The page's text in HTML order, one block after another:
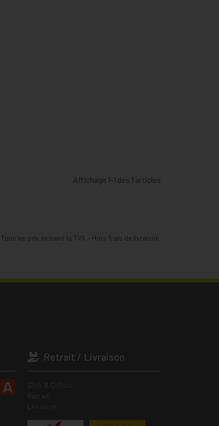
Affichage 1-1 des 1 articles
Tous les prix incluent la TVA – Hors frais de livraison.
Retrait / Livraison